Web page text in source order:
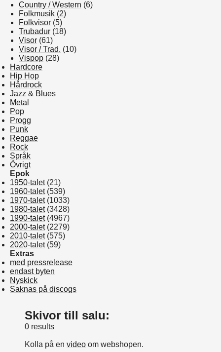
Country / Western (6)
Folkmusik (2)
Folkvisor (5)
Trubadur (18)
Visor (61)
Visor / Trad. (10)
Vispop (28)
Hardcore
Hip Hop
Hårdrock
Jazz & Blues
Metal
Pop
Progg
Punk
Reggae
Rock
Språk
Övrigt
Epok
1950-talet(21)
1960-talet(539)
1970-talet(1033)
1980-talet(3428)
1990-talet(4967)
2000-talet(2279)
2010-talet(575)
2020-talet(59)
Extras
med pressrelease
endast byten
Nyskick
Saknas på discogs
Skivor till salu:
0 results
Kolla på en video om webshopen.